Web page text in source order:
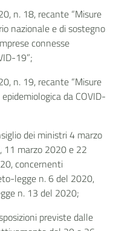
n. 18, recante “Misure
nazionale e di sostegno
connesse
19”;
n. 19, recante “Misure
da COVID-
dei ministri 4 marzo
marzo 2020 e 22
concernenti
legge n. 6 del 2020,
n. 13 del 2020;
previste dalle